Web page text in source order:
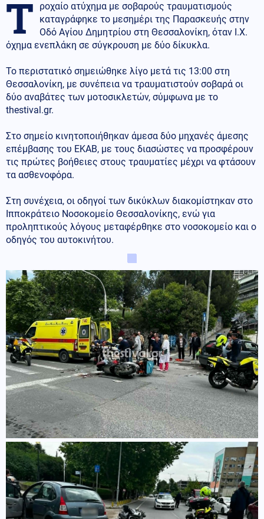
Τ
ροχαίο ατύχημα με σοβαρούς τραυματισμούς
καταγράφηκε το μεσημέρι της Παρασκευής στην
Οδό Αγίου Δημητρίου στη Θεσσαλονίκη, όταν Ι.Χ.
όχημα ενεπλάκη σε σύγκρουση με δύο δίκυκλα.
Το περιστατικό σημειώθηκε λίγο μετά τις 13:00 στη
Θεσσαλονίκη, με συνέπεια να τραυματιστούν σοβαρά οι
δύο αναβάτες των μοτοσικλετών, σύμφωνα με το
thestival.gr.
Στο σημείο κινητοποιήθηκαν άμεσα δύο μηχανές άμεσης
επέμβασης του ΕΚΑΒ, με τους διασώστες να προσφέρουν
τις πρώτες βοήθειες στους τραυματίες μέχρι να φτάσουν
τα ασθενοφόρα.
Στη συνέχεια, οι οδηγοί των δικύκλων διακομίστηκαν στο
Ιπποκράτειο Νοσοκομείο Θεσσαλονίκης, ενώ για
προληπτικούς λόγους μεταφέρθηκε στο νοσοκομείο και ο
οδηγός του αυτοκινήτου.